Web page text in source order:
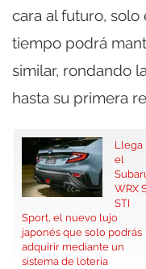
cara al futuro,
tiempo podrá
similar, rondando
hasta su primera
Llega
el
WRX
STI
Sport, el nuevo lujo
japonés que solo podrás
adquirir mediante un
sistema de lotería